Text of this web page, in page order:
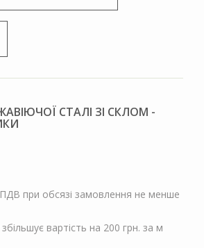
СТАЛІ ЗІ СКЛОМ -
ПДВ при обсязі замовлення не менше
вартість на 200 грн. за м